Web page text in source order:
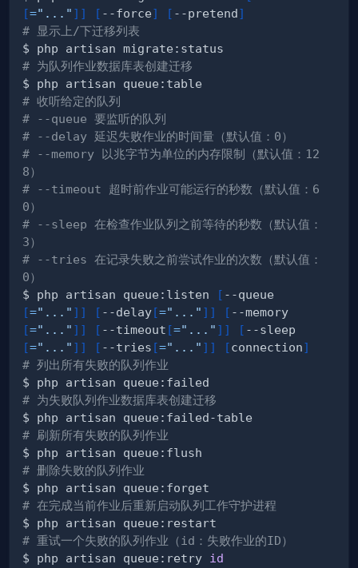
[="..." ] ] [ --force] [ --pretend]
# 显示上/下迁移列表
# 为队列作业数据库表创建迁移
# 收听给定的队列
# --queue 要监听的队列
# --delay 延迟失败作业的时间量（默认值：0）
# --memory 以兆字节为单位的内存限制（默认值：12
8）
# --timeout 超时前作业可能运行的秒数（默认值：6
0）
# --sleep 在检查作业队列之前等待的秒数（默认值：
3）
# --tries 在记录失败之前尝试作业的次数（默认值：
0）
$ php artisan queue:listen
[ --queue
[="..." ] ] [ --delay[="..." ] ] [ --memory
[="..." ] ] [ --timeout [="..." ] ] [ --sleep
[="..." ] ] [ --tries [="..." ] ] [connection]
# 列出所有失败的队列作业
# 为失败队列作业数据库表创建迁移
# 刷新所有失败的队列作业
# 删除失败的队列作业
# 在完成当前作业后重新启动队列工作守护进程
# 重试一个失败的队列作业（id：失败作业的ID）
$ php artisan queue:retry id